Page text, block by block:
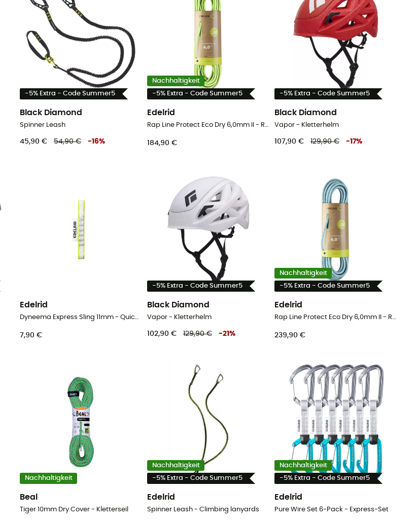
-5% Extra - Code Summer5
Black Diamond
Spinner Leash
45,90 € 54,90 € -16%
Nachhaltigkeit
-5% Extra - Code Summer5
Edelrid
Rap Line Protect Eco Dry 6,0mm II - Reepschnur
184,90 €
-5% Extra - Code Summer5
Black Diamond
Vapor - Kletterhelm
107,90 € 129,90 € -17%
Edelrid
Dyneema Express Sling 11mm - Quickdraw-Riemen
7,90 €
-5% Extra - Code Summer5
Black Diamond
Vapor - Kletterhelm
102,90 € 129,90 € -21 %
Nachhaltigkeit
-5% Extra - Code Summer5
Edelrid
Rap Line Protect Eco Dry 6,0mm II - Reepschnur
239,90 €
Nachhaltigkeit
Beal
Tiger 10mm Dry Cover - Kletterseil
Nachhaltigkeit
-5% Extra - Code Summer5
Edelrid
Spinner Leash - Climbing lanyards
Nachhaltigkeit
-5% Extra - Code Summer5
Edelrid
Pure Wire Set 6-Pack - Express-Set